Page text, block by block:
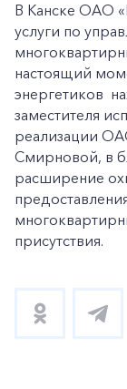
В Канске ОАО
услуги по
настоящий
энергетиков
заместителя
реализации
Смирновой, в
расширение
присутствия.